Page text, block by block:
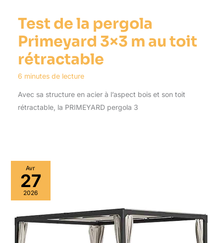
Test de la pergola
Primeyard 3×3 m au toit
rétractable
6 minutes de lecture
Avec sa structure en acier à l’aspect bois et son toit
rétractable, la PRIMEYARD pergola 3
Avr
27
2026